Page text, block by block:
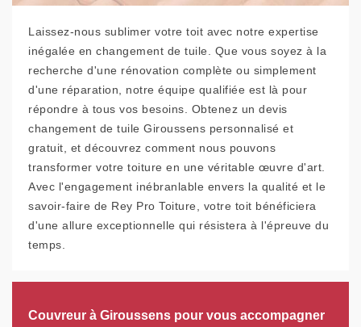
Laissez-nous sublimer votre toit avec notre expertise
inégalée en changement de tuile. Que vous soyez à la
recherche d'une rénovation complète ou simplement
d'une réparation, notre équipe qualifiée est là pour
répondre à tous vos besoins. Obtenez un devis
changement de tuile Giroussens personnalisé et
gratuit, et découvrez comment nous pouvons
transformer votre toiture en une véritable œuvre d'art.
Avec l'engagement inébranlable envers la qualité et le
savoir-faire de Rey Pro Toiture, votre toit bénéficiera
d'une allure exceptionnelle qui résistera à l'épreuve du
temps.
Couvreur à Giroussens pour vous accompagner